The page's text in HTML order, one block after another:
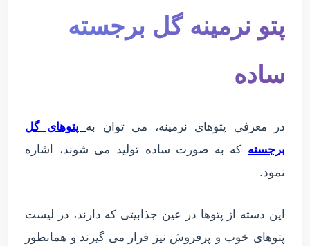
پتو نرمینه گل برجسته
ساده
در معرفی پتوهای نرمینه، می توان به پتوهای گل
برجسته که به صورت ساده تولید می شوند، اشاره
نمود.
این دسته از پتوها در عین جذابیتی که دارند، در لیست
پتوهای خوب و پرفروش نیز قرار می گیرند و همانطور